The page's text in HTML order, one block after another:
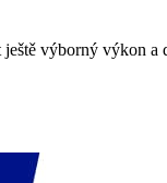
výborný výkon